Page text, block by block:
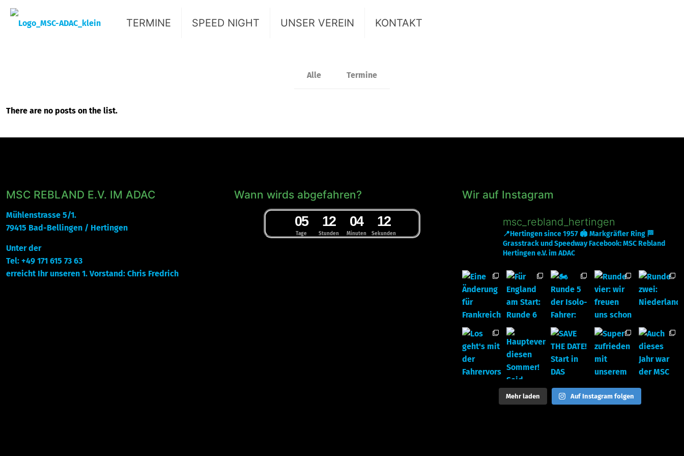
TERMINE SPEED NIGHT UNSER VEREIN KONTAKT
Alle Termine
There are no posts on the list.
MSC REBLAND E.V. IM ADAC
Mühlenstrasse 5/1.
79415 Bad-Bellingen / Hertingen
Unter der
Tel: +49 171 615 73 63
erreicht Ihr unseren 1. Vorstand: Chris Fredrich
Wann wirds abgefahren?
Tage
05
Stunden
12
Minuten
04
Sekunden
11
2
Wir auf Instagram
msc_rebland_hertingen
📍Hertingen since 1957🏟 Markgräfler Ring🏁
Grasstrack und SpeedwayFacebook: MSC Rebland
Hertingen e.V. im ADAC
Mehr laden Auf Instagram folgen